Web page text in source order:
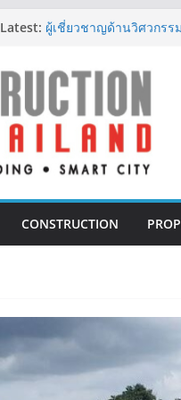
Latest: IHG Hotels & Resorts
ตั้งแต่การออกแบบถึงกา
TITLE เผยรายได้ครึ่งปี
377% ชี้ดีมานด์ภูเก็ตยังแก
BCT Expo 2026 ชูแนว
Construction &
เหมืองแร่สู่สังคมคาร์บอ
สร้างการเติบโตอย่างยั่ง
CONSTRUCTION